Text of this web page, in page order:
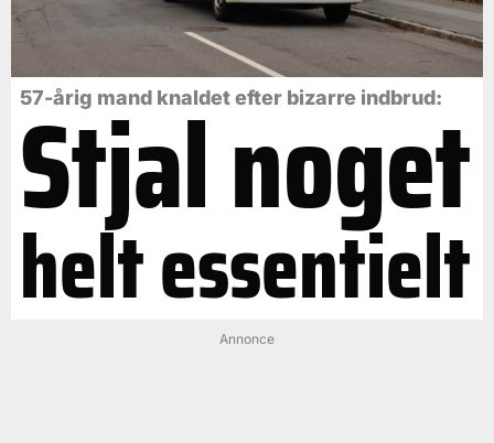
57-årig mand knaldet efter bizarre indbrud:
Stjal noget
helt essentielt
Annonce